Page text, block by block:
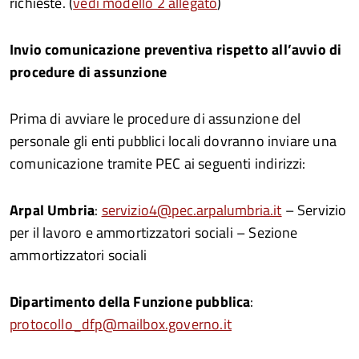
Invio comunicazione preventiva rispetto all’avvio di
procedure di assunzione
Prima di avviare le procedure di assunzione del
personale gli enti pubblici locali dovranno inviare una
comunicazione tramite PEC ai seguenti indirizzi:
Arpal Umbria: servizio4@pec.arpalumbria.it – Servizio
per il lavoro e ammortizzatori sociali – Sezione
ammortizzatori sociali
Dipartimento della Funzione pubblica:
protocollo_dfp@mailbox.governo.it